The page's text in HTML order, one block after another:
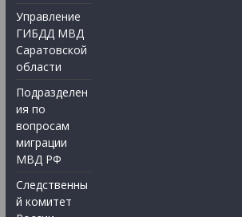
Управление
ГИБДД МВД
Саратовской
области
Подразделен
ия по
вопросам
миграции
МВД РФ
Следственны
й комитет